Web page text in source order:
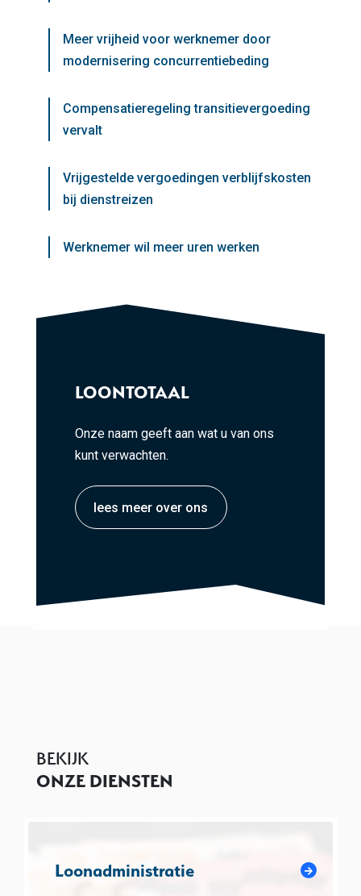
Meer vrijheid voor werknemer door
modernisering concurrentiebeding
Compensatieregeling transitievergoeding
vervalt
Vrijgestelde vergoedingen verblijfskosten
bij dienstreizen
Werknemer wil meer uren werken
LOONTOTAAL
Onze naam geeft aan wat u van ons
kunt verwachten.
lees meer over ons
BEKIJK
ONZE DIENSTEN
Loonadministratie